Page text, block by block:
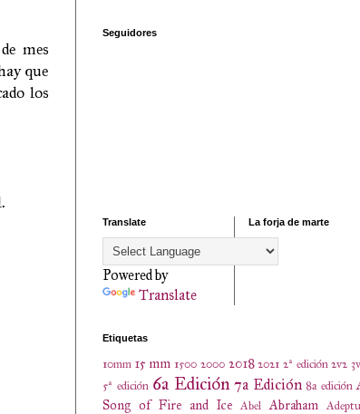
mes
que
los
Seguidores
Translate
Powered by
Translate
La forja de marte
Etiquetas
10mm 15 mm 1500 2000 2018 2021 2ª edición 2v2
5ª edición 6a Edición 7a Edición 8a edición
Song of Fire and Ice Abel Abraham